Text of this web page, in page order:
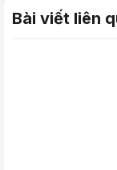
Bài viết liên